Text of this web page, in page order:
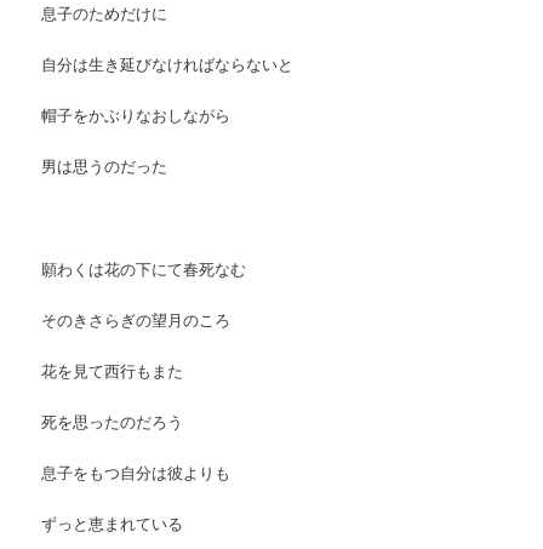
息子のためだけに
自分は生き延びなければならないと
帽子をかぶりなおしながら
男は思うのだった
願わくは花の下にて春死なむ
そのきさらぎの望月のころ
花を見て西行もまた
死を思ったのだろう
息子をもつ自分は彼よりも
ずっと恵まれている